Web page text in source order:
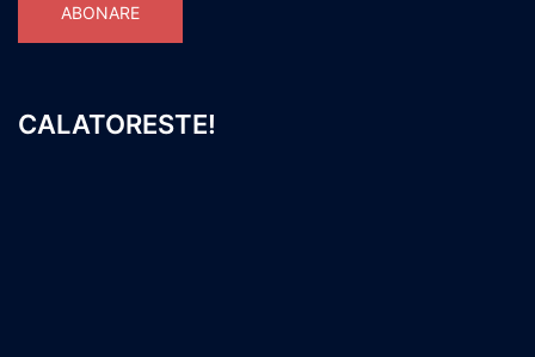
ABONARE
CALATORESTE!